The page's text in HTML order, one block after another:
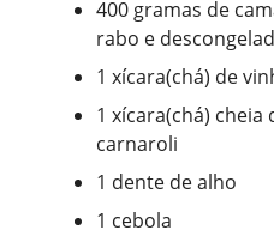
400 gramas de
rabo e
1 xícara(chá) de
1 xícara(chá)
carnaroli
1 dente de alho
1 cebola